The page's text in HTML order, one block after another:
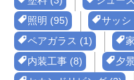
照明 (95)
サッシ
ペアガラス (1)
内装工事 (8)
夕